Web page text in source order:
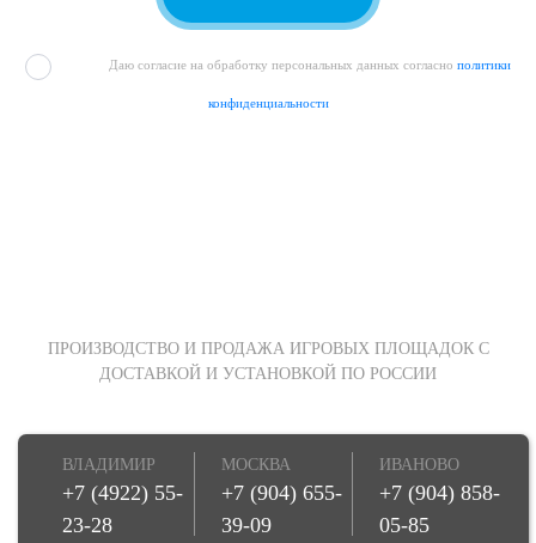
Даю согласие на обработку персональных данных согласно политики
конфиденциальности
ПРОИЗВОДСТВО И ПРОДАЖА ИГРОВЫХ ПЛОЩАДОК С
ДОСТАВКОЙ И УСТАНОВКОЙ ПО РОССИИ
ВЛАДИМИР
+7 (4922) 55-
23-28
МОСКВА
+7 (904) 655-
39-09
ИВАНОВО
+7 (904) 858-
05-85